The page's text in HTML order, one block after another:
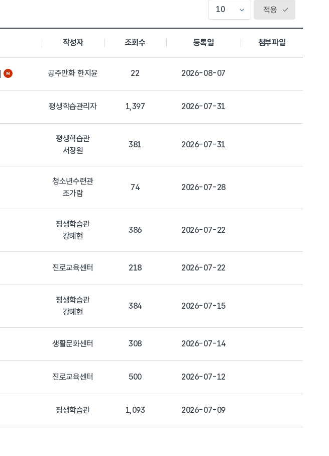
적용
작성자 조회수 등록일 첨부파일
공주만화 한지윤 22 2026-08-07
평생학습관리자 1,397 2026-07-31
평생학습관
서장원
381 2026-07-31
청소년수련관
조가람
74 2026-07-28
평생학습관
강혜현
386 2026-07-22
진로교육센터 218 2026-07-22
평생학습관
강혜현
384 2026-07-15
생활문화센터 308 2026-07-14
진로교육센터 500 2026-07-12
평생학습관 1,093 2026-07-09